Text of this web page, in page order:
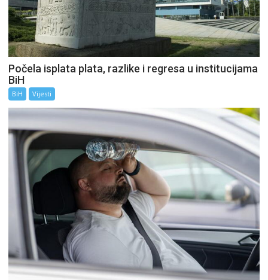
Počela isplata plata, razlike i regresa u institucijama
BiH
BiH Vijesti